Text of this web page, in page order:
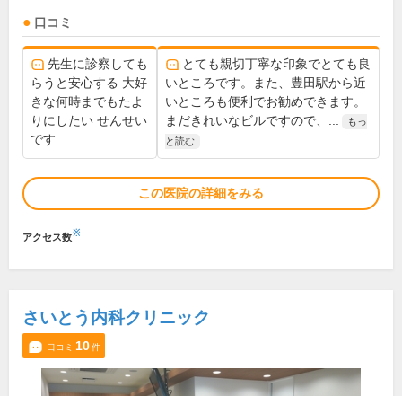
口コミ
先生に診察しても
らうと安心する 大好
きな何時までもたよ
りにしたい せんせい
です
とても親切丁寧な印象でとても良
いところです。また、豊田駅から近
いところも便利でお勧めできます。
まだきれいなビルですので、...
もっ
と読む
この医院の詳細をみる
アクセス数※
さいとう内科クリニック
口コミ 10件